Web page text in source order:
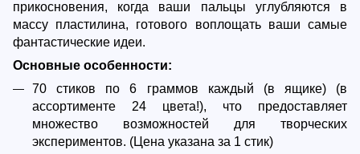
прикосновения, когда ваши пальцы углубляются в
массу пластилина, готового воплощать ваши самые
фантастические идеи.
Основные особенности:
70 стиков по 6 граммов каждый (в ящике) (в
ассортименте 24 цвета!), что предоставляет
множество возможностей для творческих
экспериментов. (Цена указана за 1 стик)